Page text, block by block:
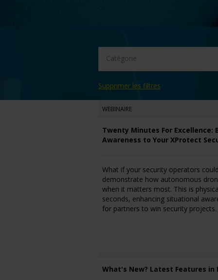
Catégorie
Supprimer les filtres
WEBINAIRE
Twenty Minutes For Excellence:
Awareness to Your XProtect
What if your security operators
demonstrate how autonomous
when it matters most. This is
seconds, enhancing situational
for partners to win security projects.
What's New? Latest Features in